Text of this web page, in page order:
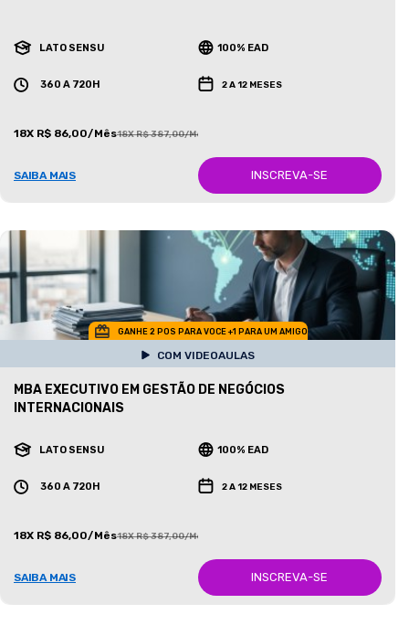
LATO SENSU 100% EAD
360 A 720H 2 A 12 MESES
18X R$ 86,00/Mês18X R$ 387,00/Mês
SAIBA MAIS INSCREVA-SE
GANHE 2 POS PARA VOCE +1 PARA UM AMIGO
COM VIDEOAULAS
MBA EXECUTIVO EM GESTÃO DE NEGÓCIOS
INTERNACIONAIS
LATO SENSU 100% EAD
360 A 720H 2 A 12 MESES
18X R$ 86,00/Mês18X R$ 387,00/Mês
SAIBA MAIS INSCREVA-SE